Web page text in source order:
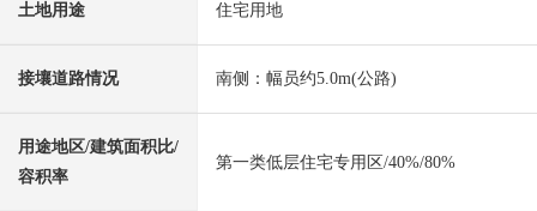
土地用途 住宅用地
接壤道路情况 南侧：幅员约5.0m(公路)
用途地区/建筑面积比/
容积率
第一类低层住宅专用区/40%/80%